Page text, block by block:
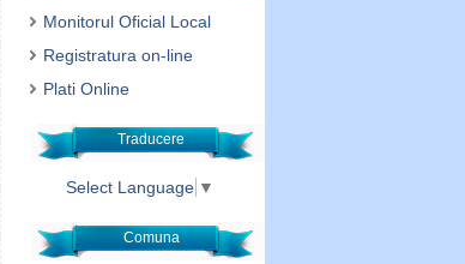
Monitorul Oficial Local
Registratura on-line
Plati Online
Traducere
Select Language ▼
Comuna